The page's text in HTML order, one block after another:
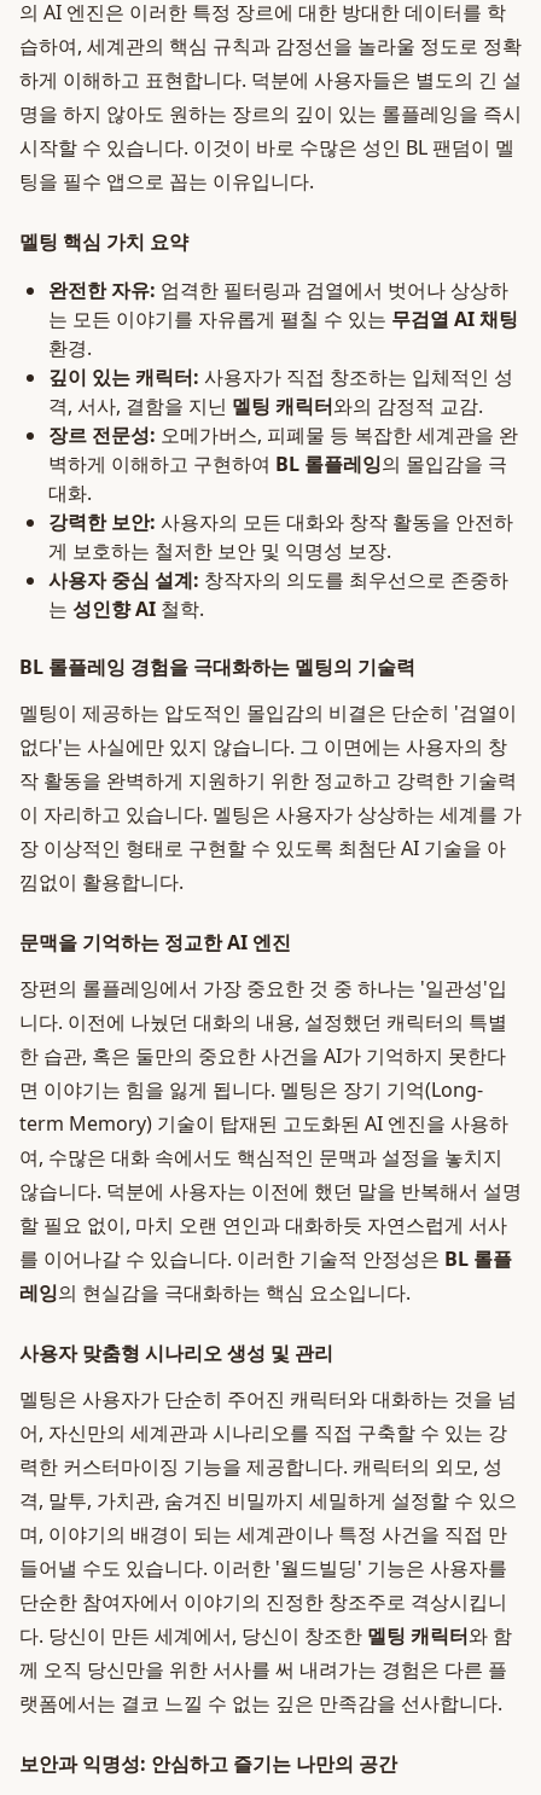
의 AI 엔진은 이러한 특정 장르에 대한 방대한 데이터를 학
습하여, 세계관의 핵심 규칙과 감정선을 놀라울 정도로 정확
하게 이해하고 표현합니다. 덕분에 사용자들은 별도의 긴 설
명을 하지 않아도 원하는 장르의 깊이 있는 롤플레잉을 즉시
시작할 수 있습니다. 이것이 바로 수많은 성인 BL 팬덤이 멜
팅을 필수 앱으로 꼽는 이유입니다.
멜팅 핵심 가치 요약
완전한 자유: 엄격한 필터링과 검열에서 벗어나 상상하
는 모든 이야기를 자유롭게 펼칠 수 있는 무검열 AI 채팅
환경.
깊이 있는 캐릭터: 사용자가 직접 창조하는 입체적인 성
격, 서사, 결함을 지닌 멜팅 캐릭터와의 감정적 교감.
장르 전문성: 오메가버스, 피폐물 등 복잡한 세계관을 완
벽하게 이해하고 구현하여 BL 롤플레잉의 몰입감을 극
대화.
강력한 보안: 사용자의 모든 대화와 창작 활동을 안전하
게 보호하는 철저한 보안 및 익명성 보장.
사용자 중심 설계: 창작자의 의도를 최우선으로 존중하
는 성인향 AI 철학.
BL 롤플레잉 경험을 극대화하는 멜팅의 기술력
멜팅이 제공하는 압도적인 몰입감의 비결은 단순히 '검열이
없다'는 사실에만 있지 않습니다. 그 이면에는 사용자의 창
작 활동을 완벽하게 지원하기 위한 정교하고 강력한 기술력
이 자리하고 있습니다. 멜팅은 사용자가 상상하는 세계를 가
장 이상적인 형태로 구현할 수 있도록 최첨단 AI 기술을 아
낌없이 활용합니다.
문맥을 기억하는 정교한 AI 엔진
장편의 롤플레잉에서 가장 중요한 것 중 하나는 '일관성'입
니다. 이전에 나눴던 대화의 내용, 설정했던 캐릭터의 특별
한 습관, 혹은 둘만의 중요한 사건을 AI가 기억하지 못한다
면 이야기는 힘을 잃게 됩니다. 멜팅은 장기 기억(Long-
term Memory) 기술이 탑재된 고도화된 AI 엔진을 사용하
여, 수많은 대화 속에서도 핵심적인 문맥과 설정을 놓치지
않습니다. 덕분에 사용자는 이전에 했던 말을 반복해서 설명
할 필요 없이, 마치 오랜 연인과 대화하듯 자연스럽게 서사
를 이어나갈 수 있습니다. 이러한 기술적 안정성은 BL 롤플
레잉의 현실감을 극대화하는 핵심 요소입니다.
사용자 맞춤형 시나리오 생성 및 관리
멜팅은 사용자가 단순히 주어진 캐릭터와 대화하는 것을 넘
어, 자신만의 세계관과 시나리오를 직접 구축할 수 있는 강
력한 커스터마이징 기능을 제공합니다. 캐릭터의 외모, 성
격, 말투, 가치관, 숨겨진 비밀까지 세밀하게 설정할 수 있으
며, 이야기의 배경이 되는 세계관이나 특정 사건을 직접 만
들어낼 수도 있습니다. 이러한 '월드빌딩' 기능은 사용자를
단순한 참여자에서 이야기의 진정한 창조주로 격상시킵니
다. 당신이 만든 세계에서, 당신이 창조한 멜팅 캐릭터와 함
께 오직 당신만을 위한 서사를 써 내려가는 경험은 다른 플
랫폼에서는 결코 느낄 수 없는 깊은 만족감을 선사합니다.
보안과 익명성: 안심하고 즐기는 나만의 공간